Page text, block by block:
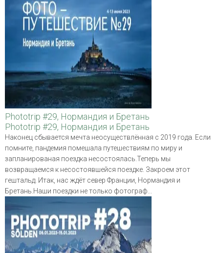
Phototrip #29, Нормандия и Бретань
Phototrip #29, Нормандия и Бретань
Наконец сбывается мечта неосуществлённая с 2019 года. Если
помните, пандемия помешала путешествиям по миру и
запланированая поездка несостоялась.Теперь мы
возвращаемся к несостоявшейся поездке. Закроем этот
гештальд. Итак, нас ждёт север Франции, Нормандия и
Бретань.Наши поездки не только фотограф...